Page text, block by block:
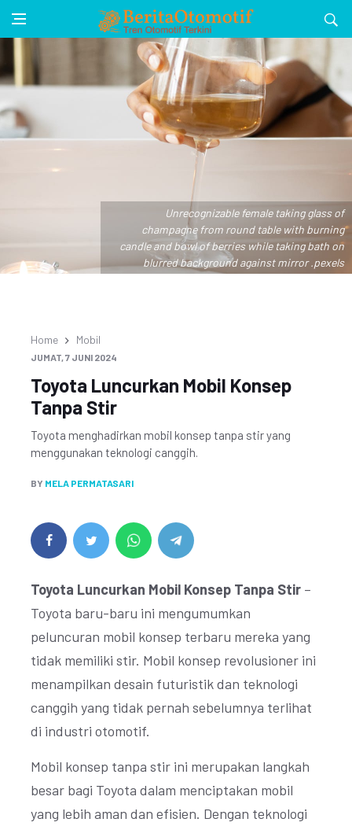
Unrecognizable female taking glass of
champagne from round table with burning
candle and bowl of berries while taking bath on
blurred background against mirror .pexels
Home Mobil
JUMAT, 7 JUNI 2024
Toyota Luncurkan Mobil Konsep
Tanpa Stir
Toyota menghadirkan mobil konsep tanpa stir yang
menggunakan teknologi canggih.
BY MELA PERMATASARI
Toyota Luncurkan Mobil Konsep Tanpa Stir –
Toyota baru-baru ini mengumumkan
peluncuran mobil konsep terbaru mereka yang
tidak memiliki stir. Mobil konsep revolusioner ini
menampilkan desain futuristik dan teknologi
canggih yang tidak pernah sebelumnya terlihat
di industri otomotif.
Mobil konsep tanpa stir ini merupakan langkah
besar bagi Toyota dalam menciptakan mobil
yang lebih aman dan efisien. Dengan teknologi